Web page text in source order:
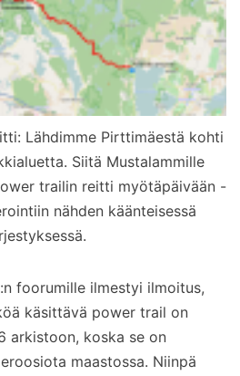
Lähdimme Pirttimäestä kohti
Siitä Mustalammille
trailin reitti myötäpäivään -
nähden käänteisessä
foorumille ilmestyi ilmoitus,
käsittävä power trail on
arkistoon, koska se on
maastossa. Niinpä